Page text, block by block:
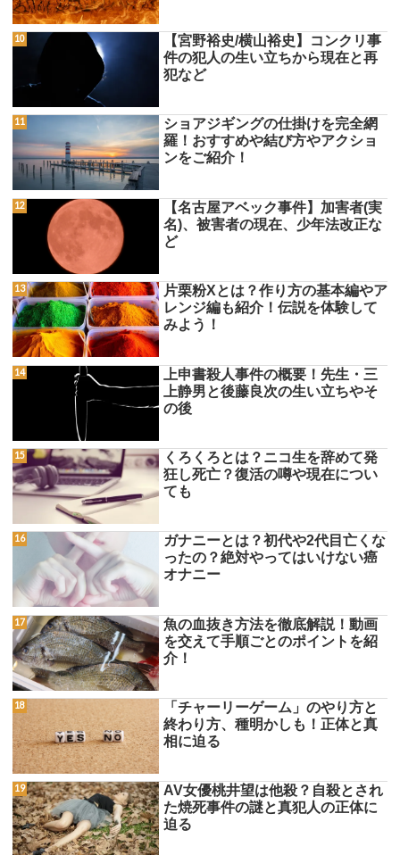
【宮野裕史/横山裕史】コンクリ事
件の犯人の生い立ちから現在と再
犯など
ショアジギングの仕掛けを完全網
羅！おすすめや結び方やアクショ
ンをご紹介！
【名古屋アベック事件】加害者(実
名)、被害者の現在、少年法改正な
ど
片栗粉Xとは？作り方の基本編やア
レンジ編も紹介！伝説を体験して
みよう！
上申書殺人事件の概要！先生・三
上静男と後藤良次の生い立ちやそ
の後
くろくろとは？ニコ生を辞めて発
狂し死亡？復活の噂や現在につい
ても
ガナニーとは？初代や2代目亡くな
ったの？絶対やってはいけない癌
オナニー
魚の血抜き方法を徹底解説！動画
を交えて手順ごとのポイントを紹
介！
「チャーリーゲーム」のやり方と
終わり方、種明かしも！正体と真
相に迫る
AV女優桃井望は他殺？自殺とされ
た焼死事件の謎と真犯人の正体に
迫る